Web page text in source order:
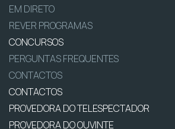
EM DIRETO
REVER PROGRAMAS
CONCURSOS
PERGUNTAS FREQUENTES
CONTACTOS
CONTACTOS
PROVEDORA DO TELESPECTADOR
PROVEDORA DO OUVINTE